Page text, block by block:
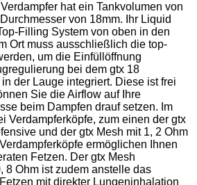
hat ein Tankvolumen von
von 18mm. Ihr Liquid
Filling System von oben in den
Ort muss ausschließlich die top-
um die Einfüllöffnung
bei dem gtx 18
der Lauge integriert. Diese ist frei
Sie die Airflow auf Ihre
beim Dampfen drauf setzen. Im
Verdampferköpfe, zum einen der gtx
und der gtx Mesh mit 1, 2 Ohm
ermöglichen Ihnen
Fetzen. Der gtx Mesh
8 Ohm ist zudem anstelle das
mit direkter Lungeninhalation